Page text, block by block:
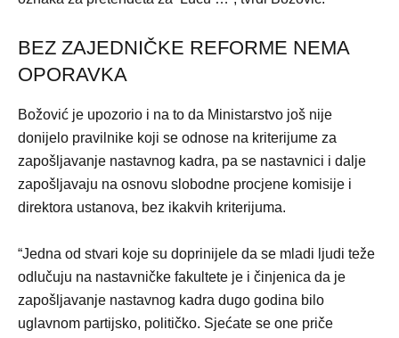
BEZ ZAJEDNIČKE REFORME NEMA
OPORAVKA
Božović je upozorio i na to da Ministarstvo još nije
donijelo pravilnike koji se odnose na kriterijume za
zapošljavanje nastavnog kadra, pa se nastavnici i dalje
zapošljavaju na osnovu slobodne procjene komisije i
direktora ustanova, bez ikakvih kriterijuma.
“Jedna od stvari koje su doprinijele da se mladi ljudi teže
odlučuju na nastavničke fakultete je i činjenica da je
zapošljavanje nastavnog kadra dugo godina bilo
uglavnom partijsko, političko. Sjećate se one priče